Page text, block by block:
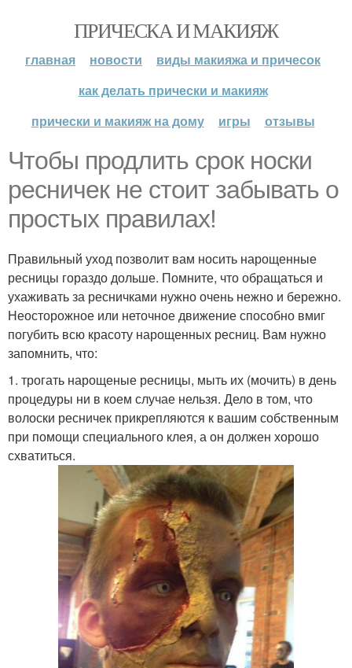
ПРИЧЕСКА И МАКИЯЖ
главная новости
виды макияжа и причесок
как делать прически и макияж
прически и макияж на дому
игры отзывы
Чтобы продлить срок носки
ресничек не стоит забывать о
простых правилах!
Правильный уход позволит вам носить нарощенные
ресницы гораздо дольше. Помните, что обращаться и
ухаживать за ресничками нужно очень нежно и бережно.
Неосторожное или неточное движение способно вмиг
погубить всю красоту нарощенных ресниц. Вам нужно
запомнить, что:
1. трогать нарощеные ресницы, мыть их (мочить) в день
процедуры ни в коем случае нельзя. Дело в том, что
волоски ресничек прикрепляются к вашим собственным
при помощи специального клея, а он должен хорошо
схватиться.